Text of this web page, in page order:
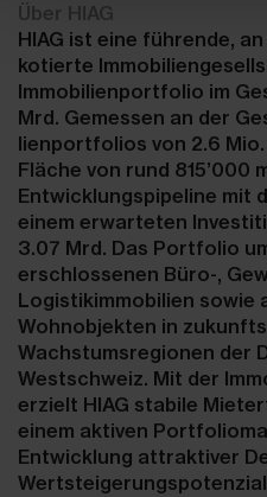
Über HIAG
HIAG ist eine führende,
kotierte
Immobilienportfolio im
Mrd. Gemessen an der
lienportfolios von 2.6
Fläche von rund 815’000
Entwicklungspipeline mit
einem erwarteten
3.07 Mrd. Das Portfolio
erschlossenen Büro-,
Logistikimmobilien sowie
Wohnobjekten in
Wachstumsregionen der
Westschweiz. Mit der
erzielt HIAG stabile
einem aktiven
Entwicklung attraktiver